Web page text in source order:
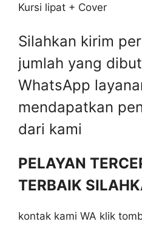
Kursi lipat + Cover
Silahkan kirim
jumlah yang
WhatsApp
mendapatkan
dari kami
PELAYAN
TERBAIK
kontak kami WA klik